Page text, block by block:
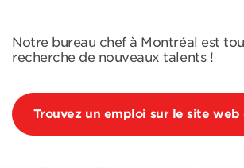
Notre bureau chef à Montréal est
recherche de nouveaux talents !
Trouvez un emploi sur le site